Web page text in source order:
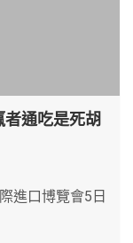
通吃是死胡
進口博覽會5日